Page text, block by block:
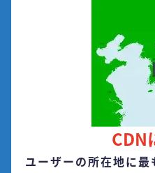
CDN
ユーザーの所在地に